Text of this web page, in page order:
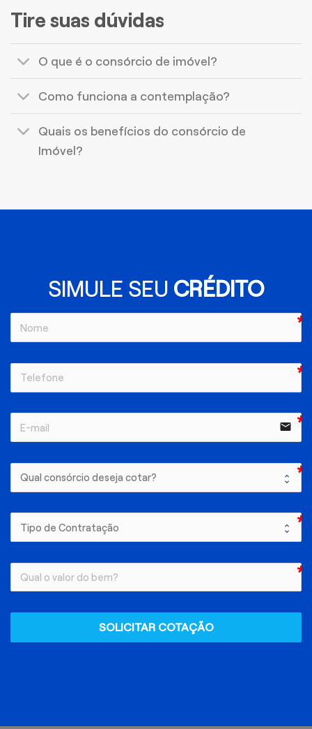
Tire suas dúvidas
O que é o consórcio de imóvel?
Como funciona a contemplação?
Quais os benefícios do consórcio de
Imóvel?
SIMULE SEU CRÉDITO
email
SOLICITAR COTAÇÃO